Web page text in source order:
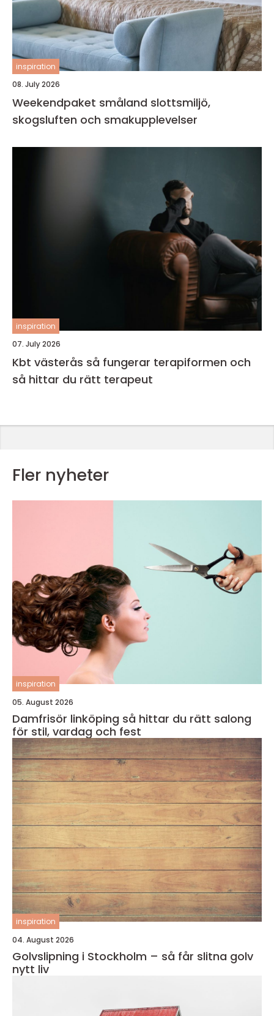
inspiration
08. July 2026
Weekendpaket småland slottsmiljö,
skogsluften och smakupplevelser
inspiration
07. July 2026
Kbt västerås så fungerar terapiformen och
så hittar du rätt terapeut
Fler nyheter
inspiration
05. August 2026
Damfrisör linköping så hittar du rätt salong
för stil, vardag och fest
inspiration
04. August 2026
Golvslipning i Stockholm – så får slitna golv
nytt liv